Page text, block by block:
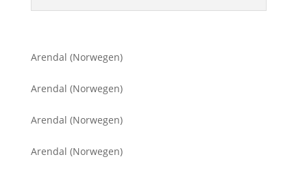
Arendal (Norwegen)
Arendal (Norwegen)
Arendal (Norwegen)
Arendal (Norwegen)